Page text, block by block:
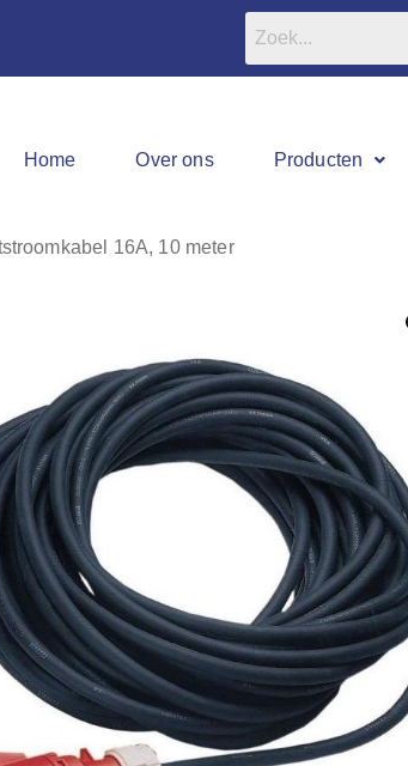
Home Over ons Producten
16A, 10 meter